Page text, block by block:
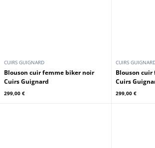
CUIRS GUIGNARD
Blouson cuir femme biker noir
Cuirs Guignard
299,00 €
CUIRS
Blouson cuir femme biker rouge
Cuirs
299,00 €